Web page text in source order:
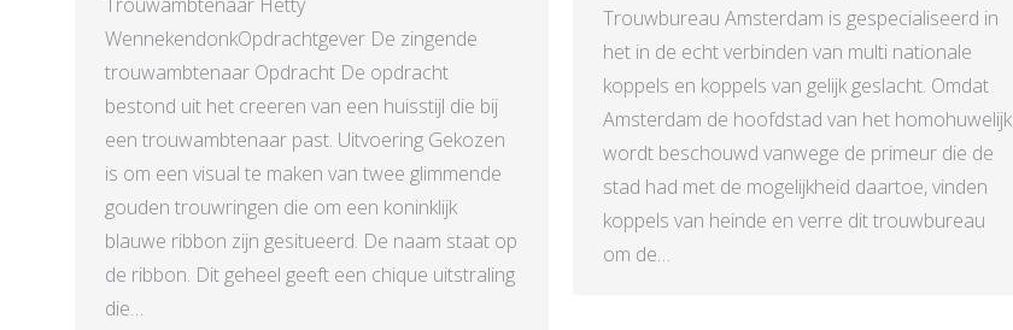
WennekendonkOpdrachtgever De zingende
trouwambtenaar Opdracht De opdracht
bestond uit het creeren van een huisstijl die bij
een trouwambtenaar past. Uitvoering Gekozen
is om een visual te maken van twee glimmende
gouden trouwringen die om een koninklijk
blauwe ribbon zijn gesitueerd. De naam staat op
de ribbon. Dit geheel geeft een chique uitstraling
die…
Trouwbureau Amsterdam is gespecialiseerd in
het in de echt verbinden van multi nationale
koppels en koppels van gelijk geslacht. Omdat
Amsterdam de hoofdstad van het homohuwelijk
wordt beschouwd vanwege de primeur die de
stad had met de mogelijkheid daartoe, vinden
koppels van heinde en verre dit trouwbureau
om de…